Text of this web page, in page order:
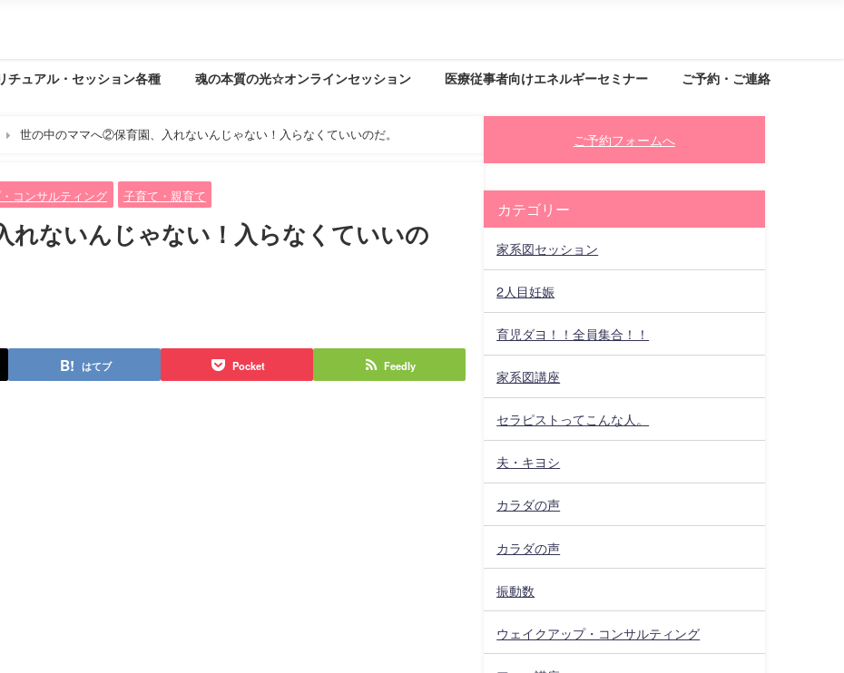
チュアル・セッション各種 魂の本質の光☆オンラインセッション 医療従事者向けエネルギーセミナー ご予約・ご連絡
世の中のママへ②保育園、入れないんじゃない！入らなくていいのだ。
コンサルティング 子育て・親育て
ないんじゃない！入らなくていいの
はてブ Pocket Feedly
ご予約フォームへ
カテゴリー
家系図セッション
2人目妊娠
育児ダヨ！！全員集合！！
家系図講座
セラピストってこんな人。
夫・キヨシ
カラダの声
カラダの声
振動数
ウェイクアップ・コンサルティング